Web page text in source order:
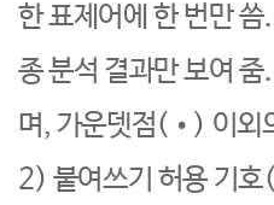
한 표제어에 한 번만
종 분석 결과만 보여
며, 가운뎃점(•) 이외
2) 붙여쓰기 허용 기호